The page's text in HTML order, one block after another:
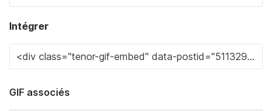
Intégrer
GIF associés